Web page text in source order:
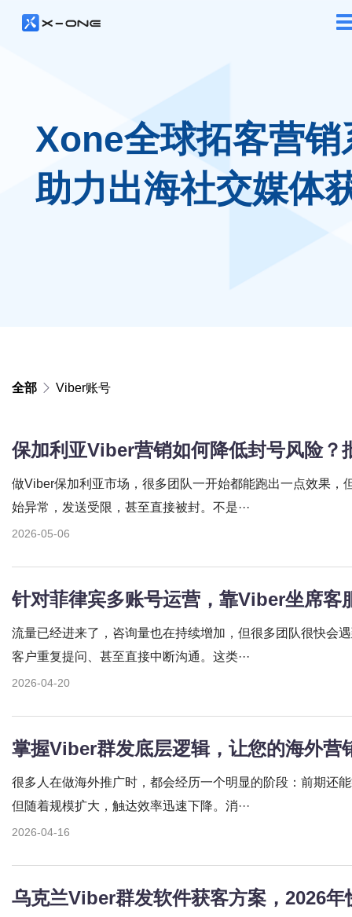
Xone全球拓客营销
助力出海社交媒体
全部 Viber账号
保加利亚Viber营销如何降低封号风险？
做Viber保加利亚市场，很多团队一开始都能跑出一点效果，
始异常，发送受限，甚至直接被封。不是···
2026-05-06
针对菲律宾多账号运营，靠Viber坐席客
流量已经进来了，咨询量也在持续增加，但很多团队很快会
客户重复提问、甚至直接中断沟通。这类···
2026-04-20
很多人在做海外推广时，都会经历一个明显的阶段：前期还
但随着规模扩大，触达效率迅速下降。消···
2026-04-16